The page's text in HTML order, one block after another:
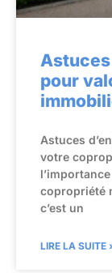
pour
Astuces
votre
copropriété
c’est un
LIRE LA SUITE